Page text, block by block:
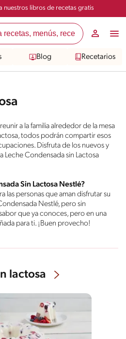
nuestros libros de recetas gratis
Blog Recetarios
a la familia alrededor de la mesa
todos podrán compartir esos
Disfruta de los nuevos y
Leche Condensada sin Lactosa
Sin Lactosa Nestlé?
las personas que aman disfrutar su
Nestlé, pero sin
que ya conoces, pero en una
para ti. ¡Buen provecho!
lactosa